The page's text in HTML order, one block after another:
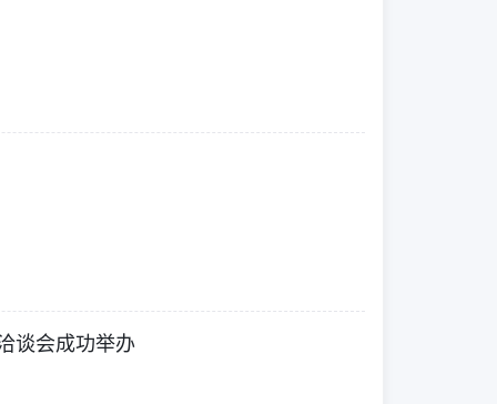
谈会成功举办